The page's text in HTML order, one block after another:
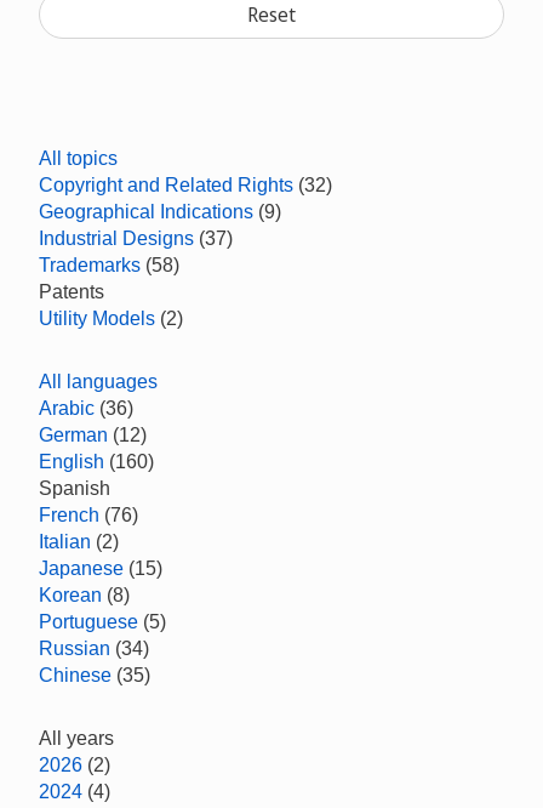
Reset
All topics
Copyright and Related Rights (32)
Geographical Indications (9)
Industrial Designs (37)
Trademarks (58)
Patents
Utility Models (2)
All languages
Arabic (36)
German (12)
English (160)
Spanish
French (76)
Italian (2)
Japanese (15)
Korean (8)
Portuguese (5)
Russian (34)
Chinese (35)
All years
2026 (2)
2024 (4)